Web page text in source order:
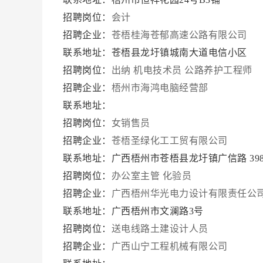
招聘岗位： 会计
招聘企业： 苍梧桂海苍郁高速公路有限公司
联系地址：苍梧县龙圩镇城南大道电信小区
招聘岗位： 出纳 机电技术员 公路养护工程师
招聘企业： 梧州市海鸿电脑经营部
联系地址：
招聘岗位： 女销售员
招聘企业： 苍梧圣绿化工工贸有限公司
联系地址：广西梧州市苍梧县龙圩镇广信路
招聘岗位： 办公室主管 化验员
招聘企业： 广西梧州华光电力设计有限责任公
联系地址：广西梧州市文澜路3号
招聘岗位： 送电线路土建设计人员
招聘企业： 广西山宁工程机械有限公司